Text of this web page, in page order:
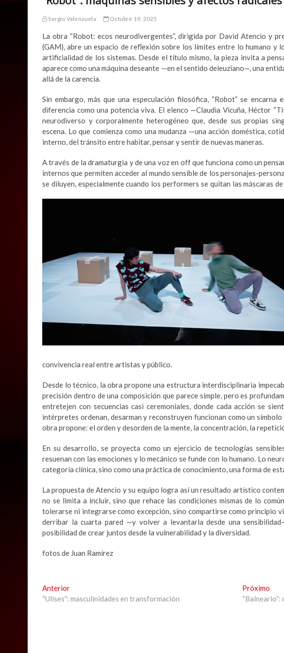
Sergio Valenzuela Octubre 19, 2025
La obra “Robot: ecos neurodivergentes”, dirigida por David Atencio y
(GAM), abre un espacio de reflexión sobre los límites entre lo humano y
artificialidad de los sistemas. Desde el título mismo, la pieza invita a
aparece como una máquina deseante —en el sentido deleuziano—, una
allá de la carencia.
Sin embargo, más que una especulación filosófica, “Robot” se
diferencia como una potencia viva. El elenco —Claudia Vicuña, Héctor
neurodiverso y corporalmente heterogéneo que, desde sus propias
escena. Lo que comienza como una mudanza —una acción doméstica,
interno, del tránsito entre habitar, pensar y sentir de nuevas maneras.
A través de la dramaturgia y de una voz en off que funciona como un
internos que permiten acceder al mundo sensible de los personajes-
se diluyen, especialmente cuando los performers se quitan las máscaras
convivencia real entre artistas y público.
Desde lo técnico, la obra propone una estructura interdisciplinaria
precisión dentro de una composición que parece simple, pero es
entretejen con secuencias casi ceremoniales, donde cada acción se
intérpretes ordenan, desarman y reconstruyen funcionan como un
obra propone: el orden y desorden de la mente, la concentración, la
En su desarrollo, se proyecta como un ejercicio de tecnologías
resuenan con las emociones y lo mecánico se funde con lo humano. Lo
categoría clínica, sino como una práctica de conocimiento, una forma de
La propuesta de Atencio y su equipo logra así un resultado artístico
no se limita a incluir, sino que rehace las condiciones mismas de lo
tolerarse ni integrarse como excepción, sino compartirse como principio
derribar la cuarta pared —y volver a levantarla desde una
posibilidad de crear juntos desde la vulnerabilidad y la diversidad.
fotos de Juan Ramírez
Navegación
de
AnteriorPrevious
post:
“Ulises”: masculinidades en transformación
Próximo